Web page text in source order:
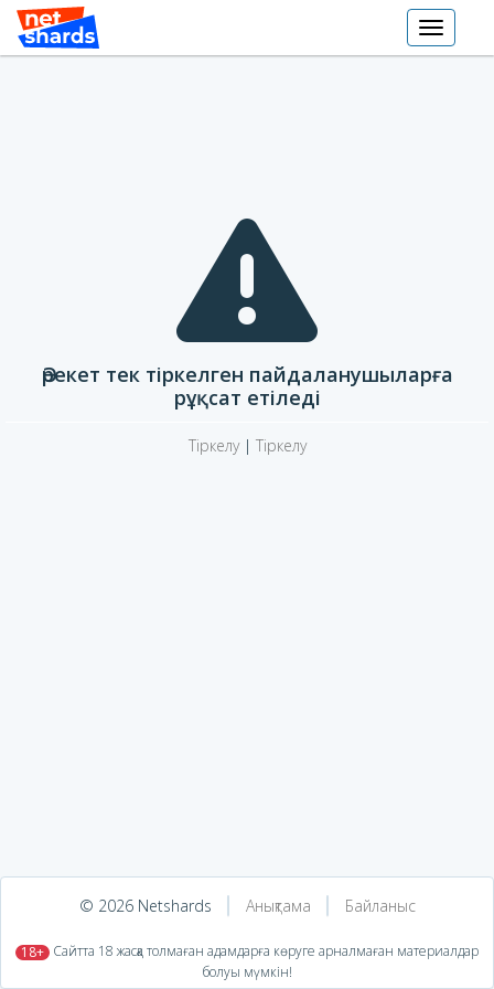
Toggle
Әрекет тек тіркелген пайдаланушыларға
рұқсат етіледі
Тіркелу | Тіркелу
© 2026 Netshards Анықтама Байланыс
18+ ​ Сайтта 18 жасқа толмаған адамдарға көруге арналмаған материалдар
болуы мүмкін!